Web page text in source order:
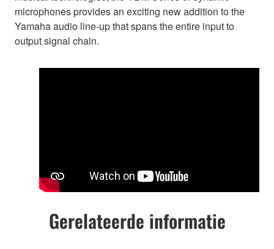
microphones provides an exciting new addition to the
Yamaha audio line-up that spans the entire input to
output signal chain.
Gerelateerde informatie